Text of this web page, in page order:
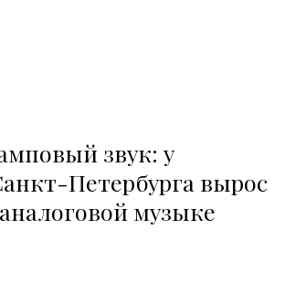
звук: у
Петербурга вырос
музыке